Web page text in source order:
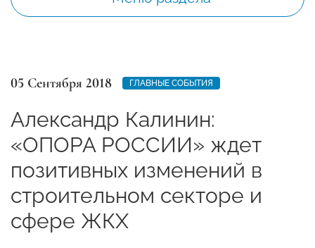
05 Сентября 2018 ГЛАВНЫЕ СОБЫТИЯ
Александр Калинин:
«ОПОРА РОССИИ» ждет
позитивных изменений в
строительном секторе и
сфере ЖКХ